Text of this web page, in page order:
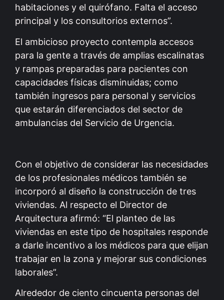
habitaciones y el quirófano. Falta el acceso
principal y los consultorios externos”.
El ambicioso proyecto contempla accesos
para la gente a través de amplias escalinatas
y rampas preparadas para pacientes con
capacidades físicas disminuidas; como
también ingresos para personal y servicios
que estarán diferenciados del sector de
ambulancias del Servicio de Urgencia.
Con el objetivo de considerar las necesidades
de los profesionales médicos también se
incorporó al diseño la construcción de tres
viviendas. Al respecto el Director de
Arquitectura afirmó: “El planteo de las
viviendas en este tipo de hospitales responde
a darle incentivo a los médicos para que elijan
trabajar en la zona y mejorar sus condiciones
laborales”.
Alrededor de ciento cincuenta personas del